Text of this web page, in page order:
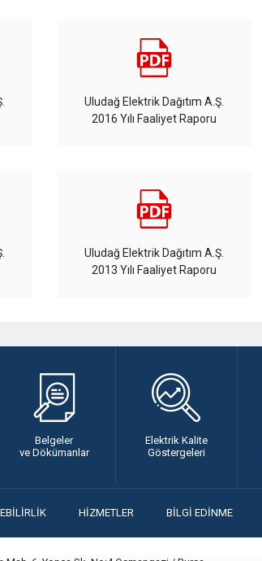
Uludağ Elektrik Dağıtım A.Ş.
2016 Yılı Faaliyet Raporu
Uludağ Elektrik Dağıtım A.Ş.
2013 Yılı Faaliyet Raporu
Belgeler
ve Dökümanlar
Elektrik Kalite
Göstergeleri
HİZMETLER BİLGİ EDİNME